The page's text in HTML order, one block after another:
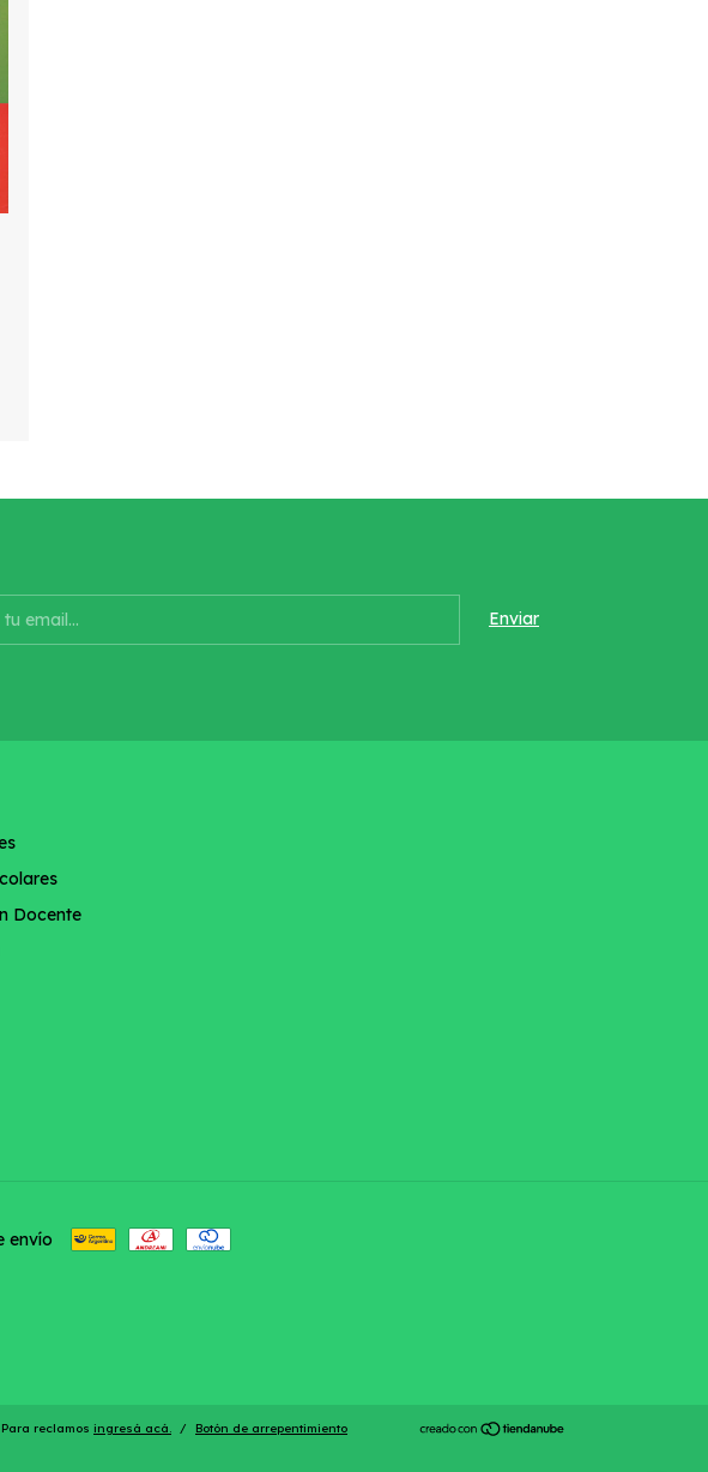
Docente
envío
reclamos ingresá acá. / Botón de arrepentimiento